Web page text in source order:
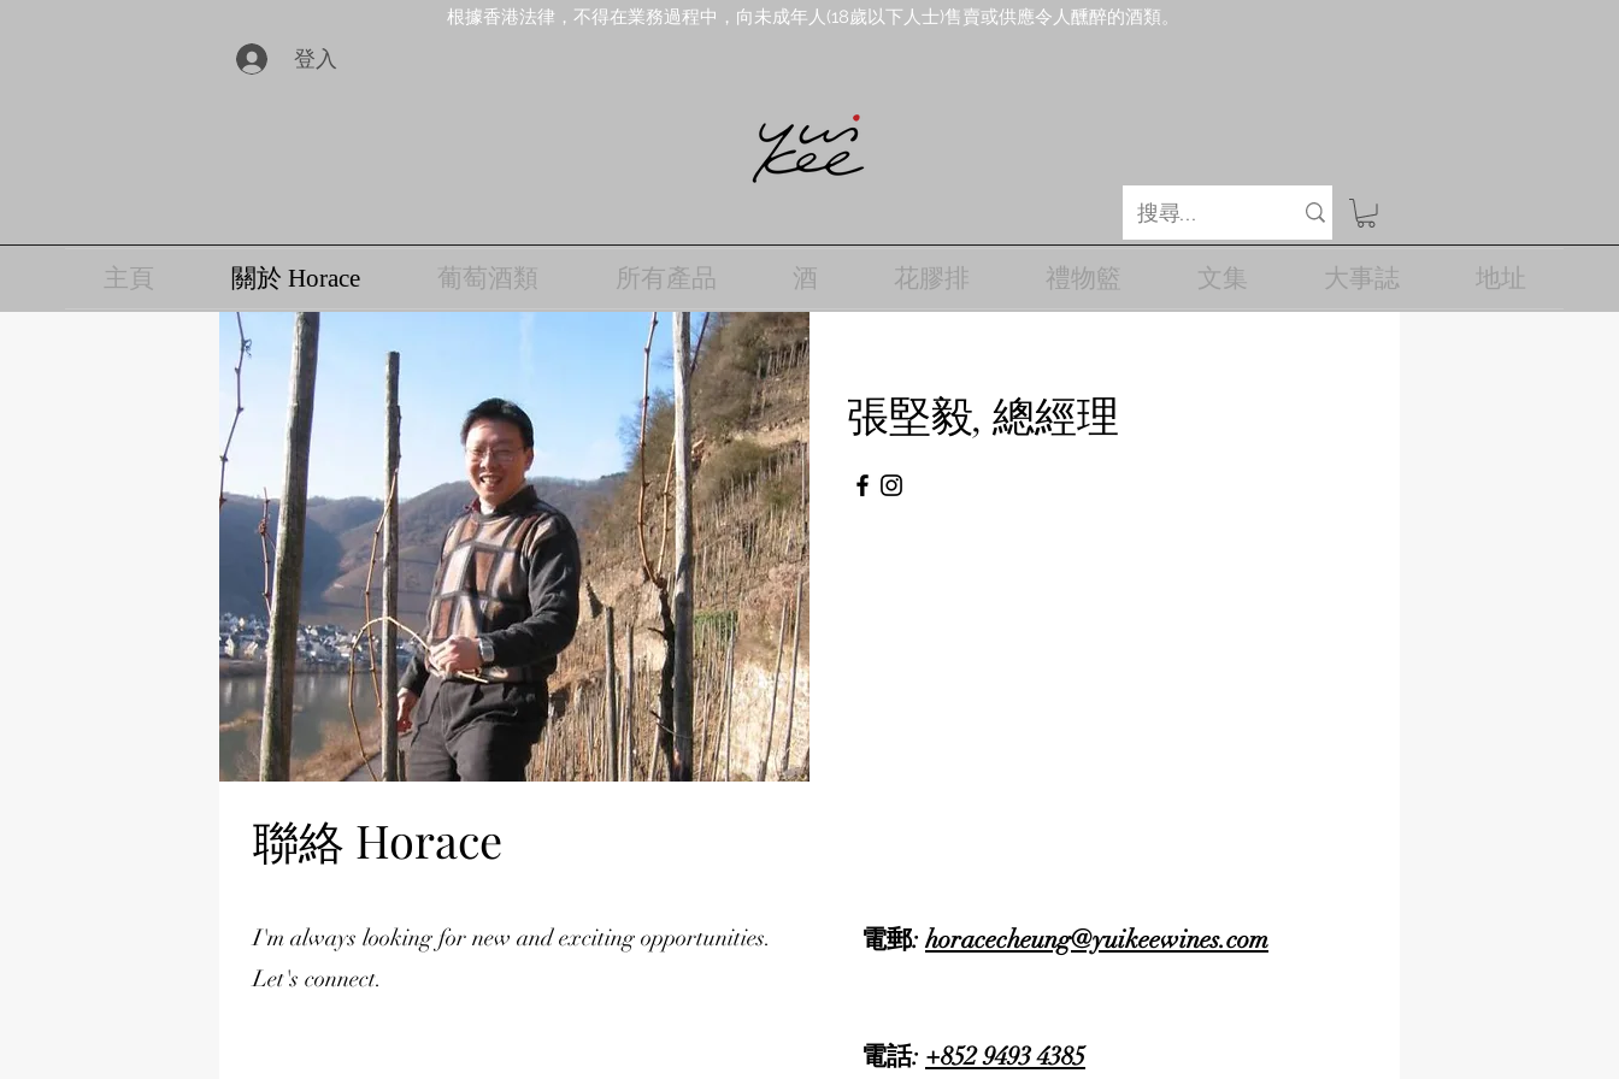
根據香港法律，不得在業務過程中，向未成年人(18歲以下人士)售賣或供應令人醺醉的酒類。
登入
主頁 關於 Horace 葡萄酒類 所有產品 酒 花膠排 禮物籃 文集 大事誌 地址
張堅毅, 總經理
聯絡 Horace
I'm always looking for new and exciting opportunities.
Let's connect.
電郵:horacecheung@yuikeewines.com
電話: +852 9493 4385